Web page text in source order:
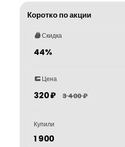
Коротко по акции
Скидка
44%
Цена
320 ₽ 3 400 ₽
Купили
1 900